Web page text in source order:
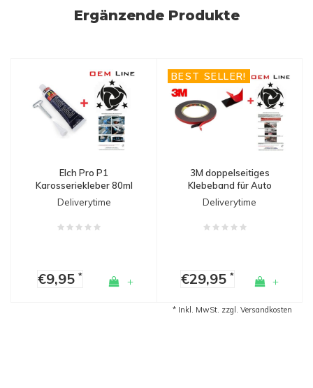
Ergänzende Produkte
Elch Pro P1
Karosseriekleber 80ml
Deliverytime
€9,95 * +
BEST SELLER!
3M doppelseitiges
Klebeband für Auto
Tuning & Spoilers
Deliverytime
€29,95* +
* Inkl. MwSt. zzgl. Versandkosten